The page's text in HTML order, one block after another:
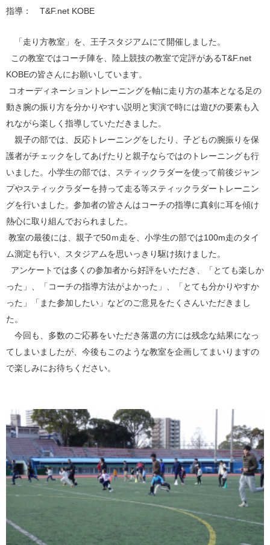
指導： T&F.net KOBE
「走り方教室」を、王子スタジアムにて開催しました。
この教室ではコーチ陣を、陸上競技の教室で定評があるT&F.net
KOBEの皆さんにお願いしています。
コオーディネーショントレーニングを軸に走り方の基本となる足の
動き腕の振り方を分かりやすい説明と実演で時には遊びの要素も入
れながら楽しく指導していただきました。
親子の部では、反応トレーニングをしたり、子どもの腕振りを保
護者がチェックをしてあげたりと親子ならではのトレーニングも行
いました。小学生の部では、スティックラダーを使って前後ジャン
プやスティックラダーを持って走る等スティックラダートレーニン
グを行いました。参加者の皆さんはコーチの指導に真剣に耳を傾け
熱心に取り組んでおられました。
教室の最後には、親子で50ｍ走を、小学生の部では100m走のタイ
ム測定も行い、スタジアムを思いっきり駆け抜けました。
アンケートでは多くの参加者から好評をいただき、「とても楽しか
った」、「コーチの指導方法がよかった」、「とても分かりやすか
った」「また参加したい」などのご意見をたくさんいただきまし
た。
今回も、多数のご応募をいただき落選の方には残念な結果になっ
てしまいましたが、今後もこのような教室を企画してまいりますの
で楽しみにお待ちください。